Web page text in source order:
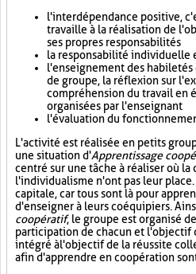
l'interdépendance positive,
travaille à la réalisation de
ses propres responsabilités
la responsabilité individuelle
l'enseignement des
de groupe, la réflexion sur
compréhension du travail en
organisées par l'enseignant
l'évaluation du
L'activité est réalisée en petits
une situation d'Apprentissage
centré sur une tâche à réaliser où la
l'individualisme n'ont pas leur
capitale, car tous sont là pour
d'enseigner à leurs coéquipiers.
coopératif, le groupe est organisé
participation de chacun et l'objectif
intégré à l'objectif de la réussite
afin d'apprendre en coopération